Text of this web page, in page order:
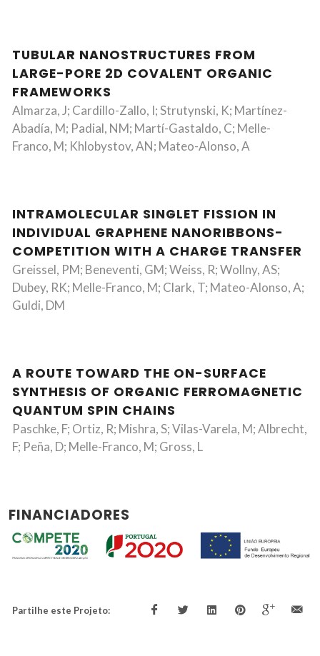
TUBULAR NANOSTRUCTURES FROM
LARGE-PORE 2D COVALENT ORGANIC
FRAMEWORKS
Almarza, J; Cardillo-Zallo, I; Strutynski, K; Martínez-
Abadía, M; Padial, NM; Martí-Gastaldo, C; Melle-
Franco, M; Khlobystov, AN; Mateo-Alonso, A
INTRAMOLECULAR SINGLET FISSION IN
INDIVIDUAL GRAPHENE NANORIBBONS-
COMPETITION WITH A CHARGE TRANSFER
Greissel, PM; Beneventi, GM; Weiss, R; Wollny, AS;
Dubey, RK; Melle-Franco, M; Clark, T; Mateo-Alonso, A;
Guldi, DM
A ROUTE TOWARD THE ON-SURFACE
SYNTHESIS OF ORGANIC FERROMAGNETIC
QUANTUM SPIN CHAINS
Paschke, F; Ortiz, R; Mishra, S; Vilas-Varela, M; Albrecht,
F; Peña, D; Melle-Franco, M; Gross, L
FINANCIADORES
Partilhe este Projeto: